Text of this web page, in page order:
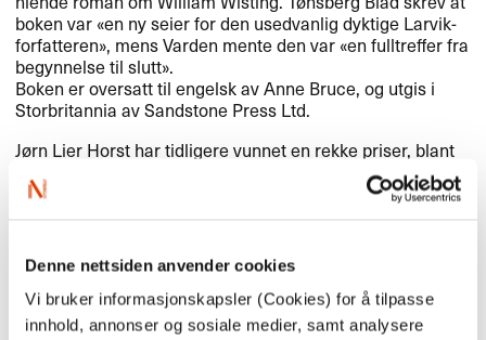
Denne nettsiden anvender cookies
Vi bruker informasjonskapsler (Cookies) for å tilpasse
innhold, annonser og sosiale medier, samt analysere
boken var «​en ny seier for den usedvanlig dyktige Larvik-
forfatteren​»​​, mens Varden mente den var «​en fulltreffer fra
begynnelse til slutt​»​​.​​
Boken er oversatt til engelsk av Anne Bruce, og utgis i
Storbritannia av Sandstone Press Ltd.​​
J​ø​rn Lier Horst har tidligere vunnet en rekke priser, blant
annet Bokhandlerprisen (2011), Rivertonprisen (2012),
Glassn​ø​kkelen (2013) og The Martin Beck Award (2014).​​
Les mer om selveprisen.​​
(Foto: Marius Batman Viken)